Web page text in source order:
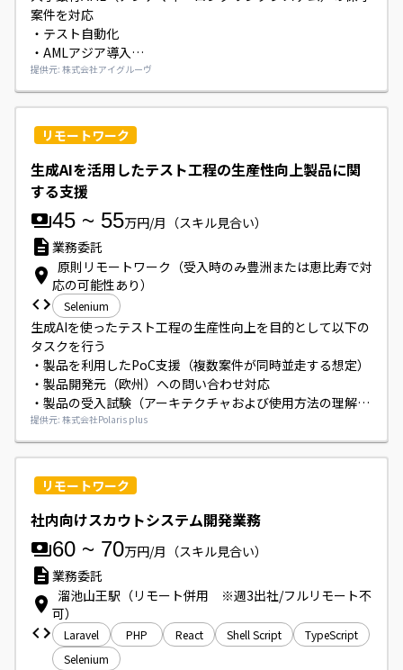
案件を対応
・テスト自動化
・AMLアジア導入
・基盤EOS対応
提供元: 株式会社アイグルーヴ
リモートワーク
生成AIを活用したテスト工程の生産性向上製品に関
する支援
45 ~ 55万円/月 （スキル見合い）
業務委託
原則リモートワーク（受入時のみ豊洲または恵比寿で対
応の可能性あり）
Selenium
生成AIを使ったテスト工程の生産性向上を目的として以下の
タスクを行う
・製品を利用したPoC支援（複数案件が同時並走する想定）
・製品開発元（欧州）への問い合わせ対応
・製品の受入試験（アーキテクチャおよび使用方法の理解を
含む）
・トレーニングコンテンツ、マニュアルのローカライズ対応
・営業コンテンツの整備
・競合製品との比較・優位性検討支援
※ 製品はお客様が欧州のグループ会社に委託し開発してい
提供元: 株式会社Polaris plus
リモートワーク
社内向けスカウトシステム開発業務
60 ~ 70万円/月 （スキル見合い）
業務委託
溜池山王駅（リモート併用 ※週3出社/フルリモート不
可）
Laravel PHP React Shell Script
TypeScript
Selenium